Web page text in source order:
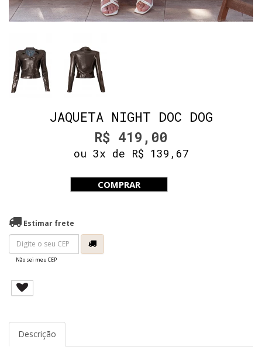
JAQUETA NIGHT DOC DOG
R$ 419,00
ou 3x de R$ 139,67
COMPRAR
Estimar frete
Não sei meu CEP
Descrição